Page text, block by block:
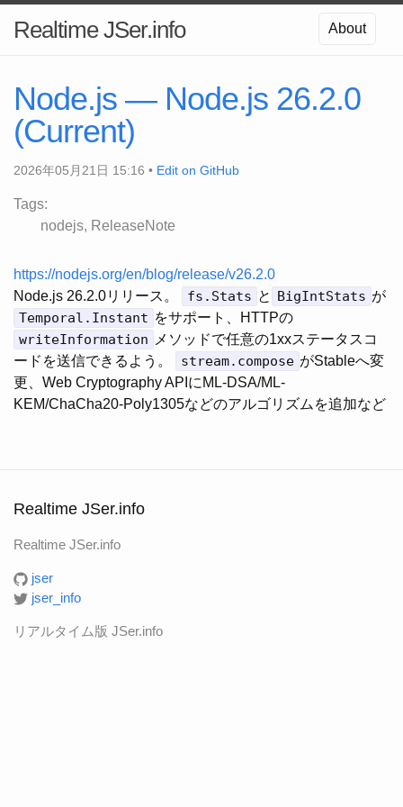
Realtime JSer.info About
Node.js — Node.js 26.2.0
(Current)
2026年05月21日 15:16 • Edit on GitHub
Tags:
nodejs
ReleaseNote
https://nodejs.org/en/blog/release/v26.2.0
Node.js 26.2.0リリース。
fs.Stats と BigIntStats が
Temporal.Instant をサポート、HTTPの
writeInformation
メソッドで任意の1xxステータスコ
ードを送信できるよう。
stream.compose がStableへ変
更、Web Cryptography APIにML-DSA/ML-
KEM/ChaCha20-Poly1305などのアルゴリズムを追加など
Realtime JSer.info
Realtime JSer.info
jser
jser_info
リアルタイム版 JSer.info